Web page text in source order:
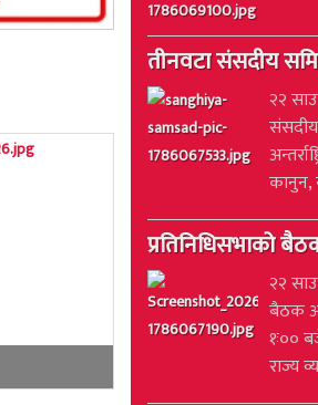
तीनवटा संसदीय
२२
कानुन,
प्रतिनिधिसभाको
२२
बैठक
१ः००
राज्य